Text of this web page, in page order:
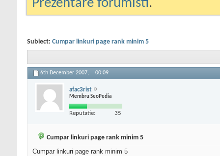
Prezentare forumisti.
Subiect: Cumpar linkuri page rank minim 5
6th December 2007, 00:09
afac3rist
Membru SeoPedia
Reputatie: 35
Cumpar linkuri page rank minim 5
Cumpar linkuri page rank minim 5